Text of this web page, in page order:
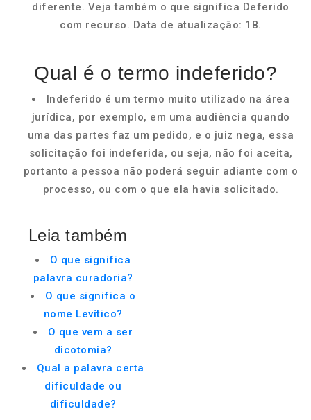
diferente. Veja também o que significa Deferido
com recurso. Data de atualização: 18.
Qual é o termo indeferido?
Indeferido é um termo muito utilizado na área
jurídica, por exemplo, em uma audiência quando
uma das partes faz um pedido, e o juiz nega, essa
solicitação foi indeferida, ou seja, não foi aceita,
portanto a pessoa não poderá seguir adiante com o
processo, ou com o que ela havia solicitado.
Leia também
O que significa
palavra curadoria?
O que significa o
nome Levítico?
O que vem a ser
dicotomia?
Qual a palavra certa
dificuldade ou
dificuldade?